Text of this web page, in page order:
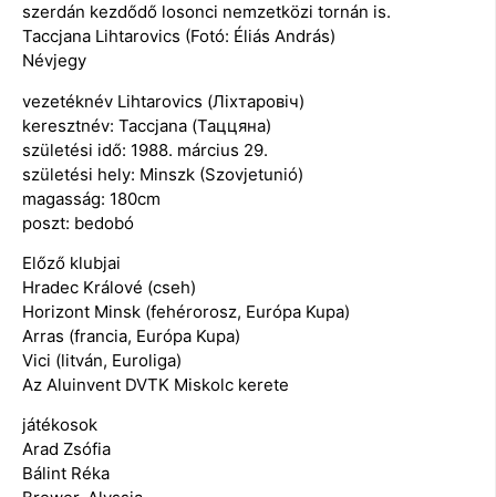
szerdán kezdődő losonci nemzetközi tornán is.
Taccjana Lihtarovics (Fotó: Éliás András)
Névjegy
vezetéknév Lihtarovics (Ліхтаровіч)
keresztnév: Taccjana (Таццяна)
születési idő: 1988. március 29.
születési hely: Minszk (Szovjetunió)
magasság: 180cm
poszt: bedobó
Előző klubjai
Hradec Králové (cseh)
Horizont Minsk (fehérorosz, Európa Kupa)
Arras (francia, Európa Kupa)
Vici (litván, Euroliga)
Az Aluinvent DVTK Miskolc kerete
játékosok
Arad Zsófia
Bálint Réka